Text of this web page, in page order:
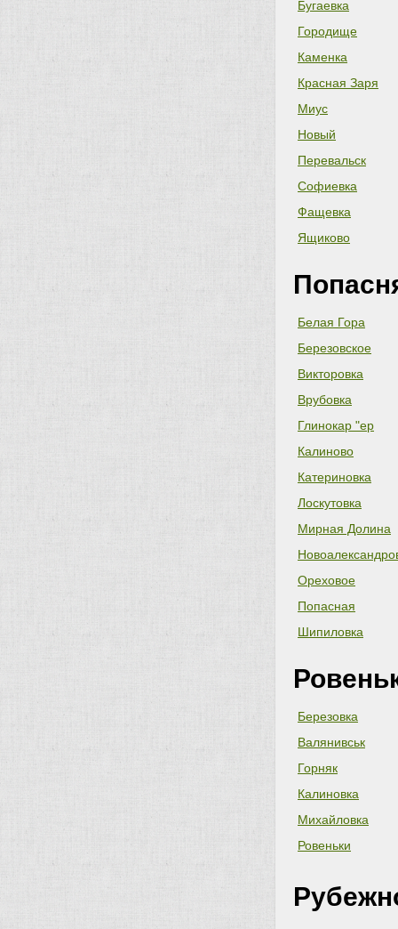
Бугаевка
Городище
Каменка
Красная Заря
Миус
Новый
Перевальск
Софиевка
Фащевка
Ящиково
Белая Гора
Березовское
Викторовка
Врубовка
Глинокар "ер
Калиново
Катериновка
Лоскутовка
Мирная Долина
Ореховое
Попасная
Шипиловка
Березовка
Валянивськ
Горняк
Калиновка
Михайловка
Ровеньки